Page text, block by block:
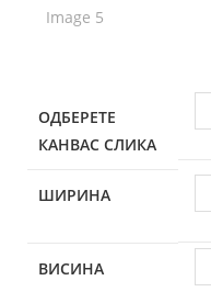
ОДБЕРЕТЕ
КАНВАС СЛИКА
ШИРИНА
ВИСИНА